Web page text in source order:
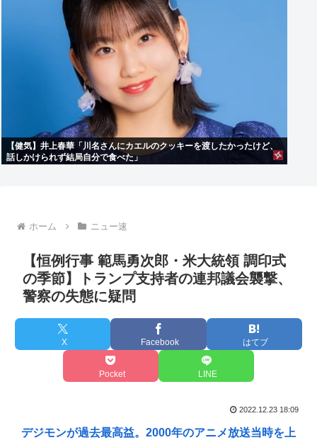
【健気】井上春華「川名さんにカエルのクッキーを渡したかったけど、
話しかけられず結局自分で食べた」
ホーム ニュー速
【恒例行事 範馬勇次郎・米大統領 調印式
の季節】トランプ支持者の連邦議会襲撃、
警察の失態に疑問
X Facebook はてブ
Pocket LINE
2022.12.23 18:09
デジモンが過去最高益。2000年のアニメ放送当時を上